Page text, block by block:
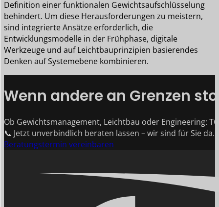
Definition einer funktionalen Gewichtsaufschlüsselung
behindert. Um diese Herausforderungen zu meistern,
sind integrierte Ansätze erforderlich, die
Entwicklungsmodelle in der Frühphase, digitale
Werkzeuge und auf Leichtbauprinzipien basierendes
Denken auf Systemebene kombinieren.
Wenn andere an Grenzen
Ob Gewichtsmanagement, Leichtbau oder Engineering:
📞 Jetzt unverbindlich beraten lassen – wir sind für Sie da.
Beratungstermin vereinbaren